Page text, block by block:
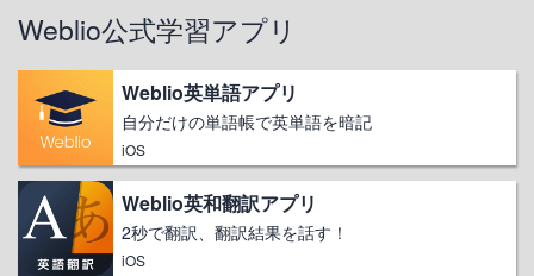
Weblio公式学習アプリ
Weblio英単語アプリ
自分だけの単語帳で英単語を暗記
iOS
Weblio英和翻訳アプリ
2秒で翻訳、翻訳結果を話す！
iOS